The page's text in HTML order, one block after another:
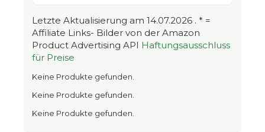
Letzte Aktualisierung am 14.07.2026 . * =
Affiliate Links- Bilder von der Amazon
Product Advertising API Haftungsausschluss
für Preise
Keine Produkte gefunden.
Keine Produkte gefunden.
Keine Produkte gefunden.